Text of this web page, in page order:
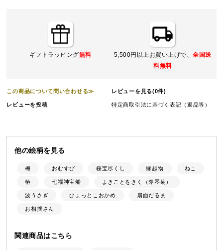
ギフトラッピング無料 5,500円以上お買い上げで、全国送
料無料
この商品について問い合わせる≫ レビューを見る(0件)
レビューを投稿 特定商取引法に基づく表記（返品等）
他の絵柄を見る
梅 おむすび 桜宝尽くし 縁起物 ねこ
椿 七福神宝船 よきことをきく（斧琴菊）
波うさぎ ひょっとこおかめ 扇面だるま
お相撲さん
関連商品はこちら